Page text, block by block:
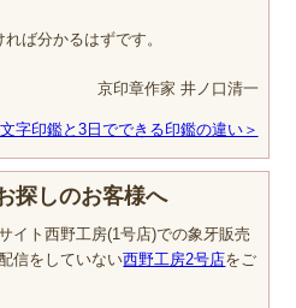
ば分かるはずです。
京印章作家 井ノ口清一
字印鑑と3日でできる印鑑の違い＞
探しのお客様へ
イト西野工房(1号店)での象牙販売
信をしていない西野工房2号店をご